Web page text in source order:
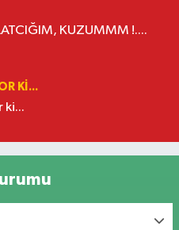
KUZUMMM !....
KI...
ki...